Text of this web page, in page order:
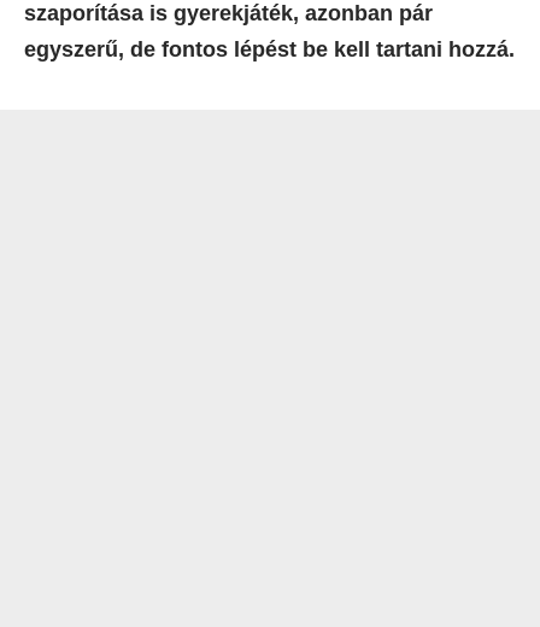
szaporítása is gyerekjáték, azonban pár
egyszerű, de fontos lépést be kell tartani hozzá.